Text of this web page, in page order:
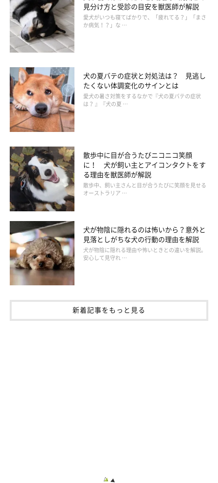
イラスト／きじまももこ
沖縄地方を除き、日本にはマムシとヤマカガシの２種の毒ヘビが
います。マムシにかまれると患部が大きく腫れるほか、患部の筋
きにくいものの、ＤＩＣと呼ばれる血液凝固異常を引き起こし死
の危険が。これらの咬傷事故は、草むらなどにいるヘビに気づか
ずに踏んでしまったり、犬が興味を示して近づいてしまったりす
ることで起きます。自然豊かな場所を散歩する際は足元に注意
を。
■危険から守るために
・ニオイかぎは、草木や雑草の丈が低く、中の様子がよく見える
場所でかがせる
・ヘビが生息する山地などでは、むやみに草木の茂る場所へ行か
・ヘビを見かけたら、犬を近づけない
・飼い主さんも被害にあわないようサンダルではなくしっかりし
見分け方と受診の目安を獣医師が解説
愛犬がいつも寝てばかりで、「疲れてる？」「まさ
か病気！？」な …
犬の夏バテの症状と対処法は？ 見逃し
たくない体調変化のサインとは
愛犬の暑さ対策をするなかで『犬の夏バテの症状
は？ 』『犬の夏 …
散歩中に目が合うたびニコニコ笑顔
に！ 犬が飼い主とアイコンタクトをす
る理由を獣医師が解説
散歩中、飼い主さんと目が合うたびに笑顔を見せる
オーストラリア …
犬が物陰に隠れるのは怖いから？意外と
見落としがちな犬の行動の理由を解説
犬が物陰に隠れる理由や怖いときとの違いを解説。
安心して見守れ …
新着記事をもっと見る